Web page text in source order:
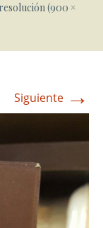
(900 ×
Siguiente →